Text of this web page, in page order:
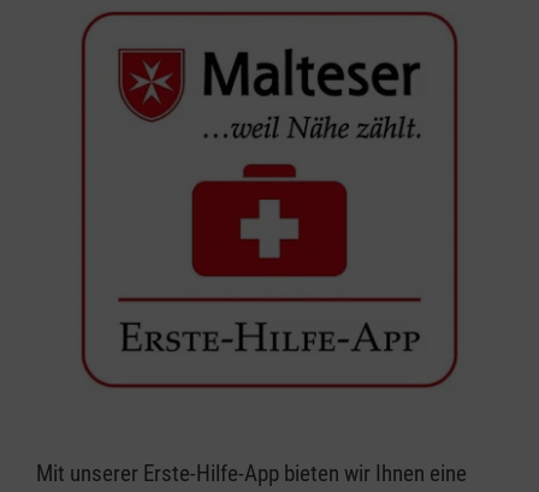
Mit unserer Erste-Hilfe-App bieten wir Ihnen eine